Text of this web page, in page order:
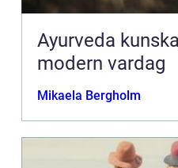
Ayurveda kunskapen om livet i
modern vardag
Mikaela Bergholm